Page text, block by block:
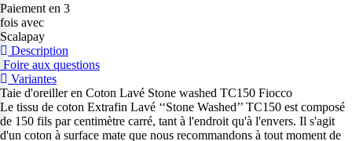
Paiement en 3
fois avec
Scalapay
Description
Foire aux questions
Variantes
Taie d'oreiller en Coton Lavé Stone washed TC150 Fiocco
Le tissu de coton Extrafin Lavé ‘‘Stone Washed’’ TC150 est composé
de 150 fils par centimètre carré, tant à l'endroit qu'à l'envers. Il s'agit
d'un coton à surface mate que nous recommandons à tout moment de